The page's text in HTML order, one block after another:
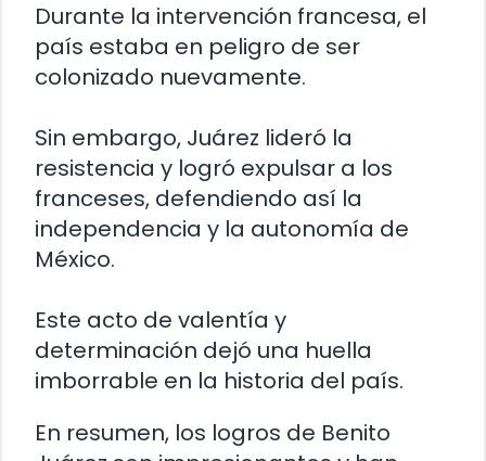
Durante la intervención francesa, el
país estaba en peligro de ser
colonizado nuevamente.
Sin embargo, Juárez lideró la
resistencia y logró expulsar a los
franceses, defendiendo así la
independencia y la autonomía de
México.
Este acto de valentía y
determinación dejó una huella
imborrable en la historia del país.
En resumen, los logros de Benito